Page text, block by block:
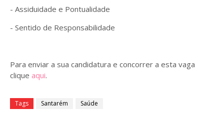
- Assiduidade e Pontualidade
- Sentido de Responsabilidade
Para enviar a sua candidatura e concorrer a esta vaga
clique aqui.
Tags Santarém Saúde